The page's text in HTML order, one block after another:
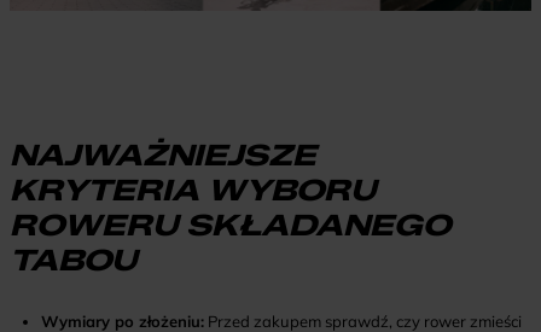
NAJWAŻNIEJSZE
KRYTERIA WYBORU
ROWERU SKŁADANEGO
TABOU
Wymiary po złożeniu: Przed zakupem sprawdź, czy rower zmieści